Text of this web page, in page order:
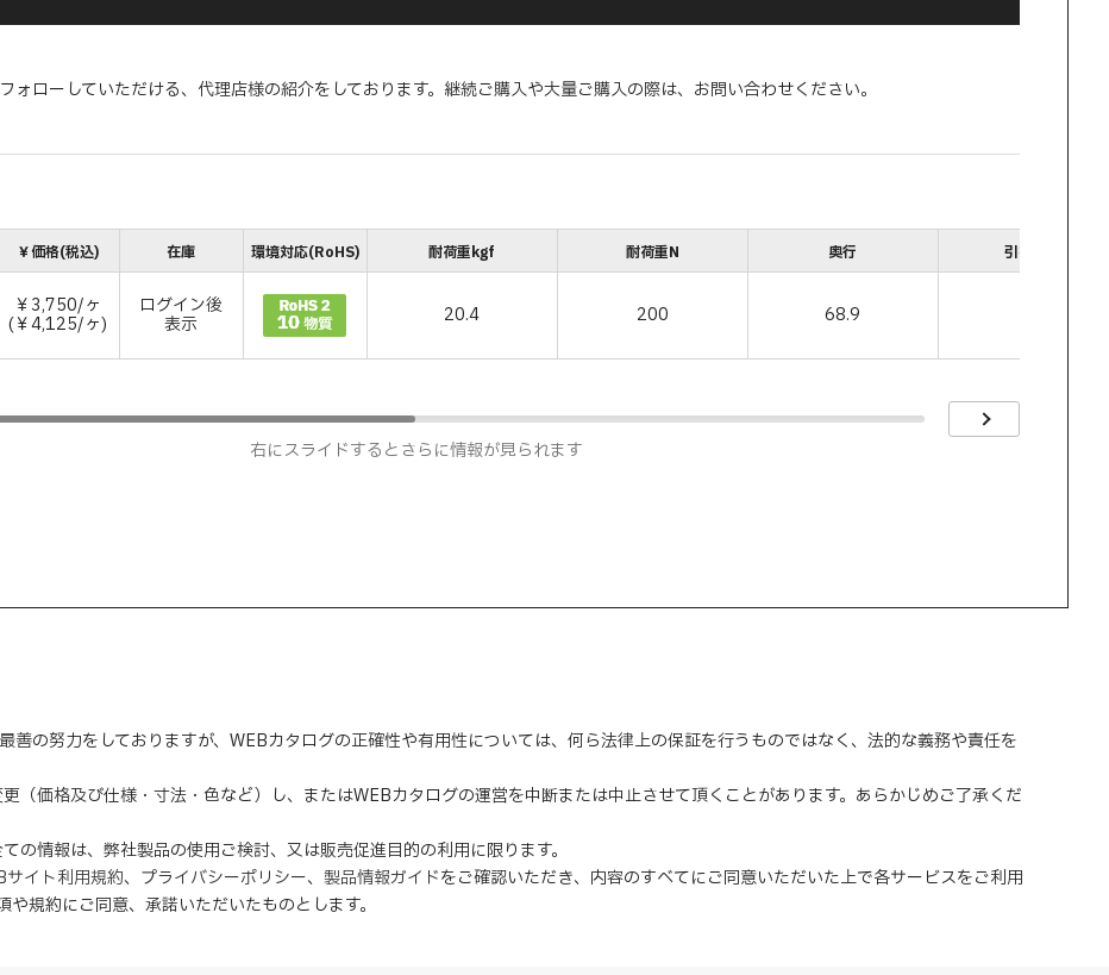
ローしていただける、代理店様の紹介をしております。継続ご購入や大量ご購入の際は、お問い合わせください。
￥価格(税込) 在庫 環境対応(RoHS) 耐荷重kgf 耐荷重N 奥行 引掛寸法
￥3,750/ヶ
(￥4,125/ヶ)
ログイン後
表示 20.4 200 68.9
右にスライドするとさらに情報が見られます
の努力をしておりますが、WEBカタログの正確性や有用性については、何ら法律上の保証を行うものではなく、法的な義務や責任を
（価格及び仕様・寸法・色など）し、またはWEBカタログの運営を中断または中止させて頂くことがあります。あらかじめご了承くだ
情報は、弊社製品の使用ご検討、又は販売促進目的の利用に限ります。
サイト利用規約、 プライバシーポリシー、 製品情報ガイドをご確認いただき、内容のすべてにご同意いただいた上で各サービスをご利用
規約にご同意、 承諾いただいたものとします。